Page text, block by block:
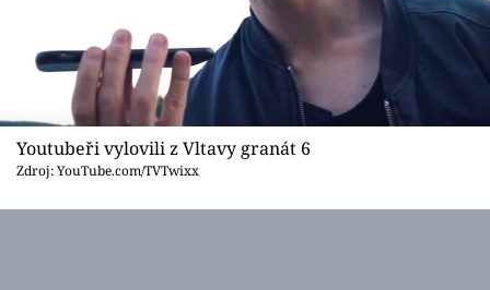
Youtubeři vylovili z Vltavy granát 6
Zdroj: YouTube.com/TVTwixx